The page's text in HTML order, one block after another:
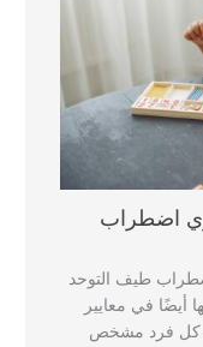
اضطراب
طيف التوحد
أيضًا في معايير
كل فرد مشخص